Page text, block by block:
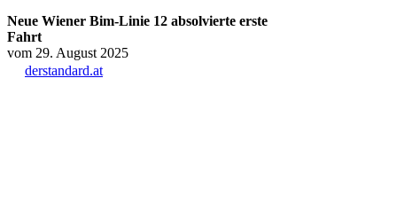
Neue Wiener Bim-Linie 12 absolvierte erste
Fahrt
vom 29. August 2025
derstandard.at